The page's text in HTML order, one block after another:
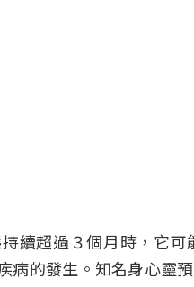
續超過３個月時，它
的發生。知名身心靈